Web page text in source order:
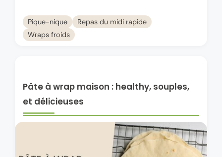
Pique-nique
Repas du midi rapide
Wraps froids
Pâte à wrap maison : healthy, souples,
et délicieuses